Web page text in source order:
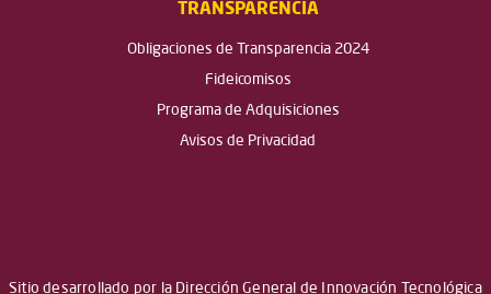
TRANSPARENCIA
Obligaciones de Transparencia 2024
Fideicomisos
Programa de Adquisiciones
Avisos de Privacidad
Sitio desarrollado por la Dirección General de Innovación Tecnológica